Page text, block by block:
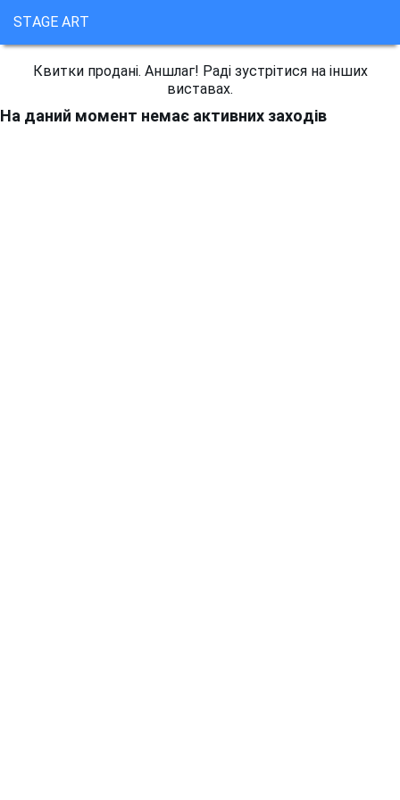
STAGE ART
Квитки продані. Аншлаг! Раді зустрітися на інших
виставах.
На даний момент немає активних заходів